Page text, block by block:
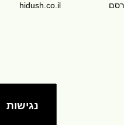
hidush.co.il
נגישות